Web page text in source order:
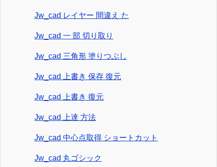
Jw_cad レイヤー 間違え た
Jw_cad 一 部 切り取り
Jw_cad 三角形 塗りつぶし
Jw_cad 上書き 保存 復元
Jw_cad 上書き 復元
Jw_cad 上達 方法
Jw_cad 中心点取得 ショートカット
Jw_cad 丸ゴシック